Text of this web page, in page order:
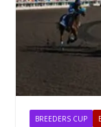
BREEDERS CUP